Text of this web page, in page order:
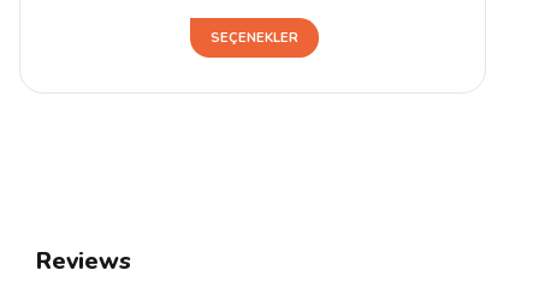
SEÇENEKLER
Bu
birden
Reviews